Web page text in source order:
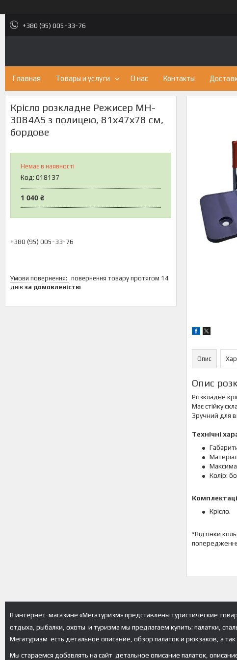
+380 (95) 005-33-76
Главная Товары и услуги О нас Контакты
Крісло розкладне Режисер MH-
3084AS з полицею, 81х47х78 см,
бордове
Немає в наявності
Код: 018137
1 040 ₴
+380 (95) 005-33-76
повернення товару протягом 14
днів за домовленістю
Опис
Опис
Розкладне
Має стійку
Зручний для
Технічні
Колір:
Крісло.
*Відтінки
В интернет-магазине «Мегатуризм» представлены туристические
отдыха, рыбалки, охоты и туризма мы предлагаем купить: палатки,
Мегатуризм есть детальное описание, обзор палаток и рюкзаков, а
Мы стараемся добавлять на сайт детальное описание палаток,